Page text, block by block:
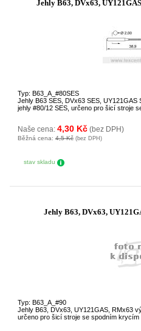
Jehly B63, DVx63,
Typ: B63_A_#80SES
Jehly B63 SES, DVx63 SES,
jehly #80/12 SES, určeno pro šicí stroje
Naše cena: 4,30 Kč (bez DPH)
Běžná cena: 4,5 Kč (bez DPH)
stav skladu
Jehly B63, DVx63,
Typ: B63_A_#90
Jehly B63, DVx63, UY121GAS, RMx63
určeno pro šicí stroje se spodním krycím